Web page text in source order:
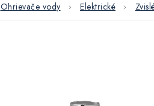
Ohrievače vody Elektrické